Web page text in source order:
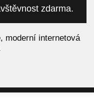
zdarma.
moderní internetová